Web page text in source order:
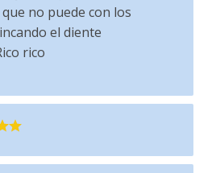
no puede con los
el diente
rico